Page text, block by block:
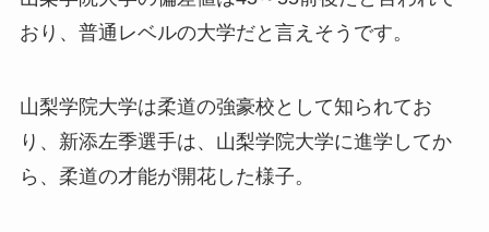
おり、普通レベルの大学だと言えそうです。
山梨学院大学は柔道の強豪校として知られてお
り、新添左季選手は、山梨学院大学に進学してか
ら、柔道の才能が開花した様子。